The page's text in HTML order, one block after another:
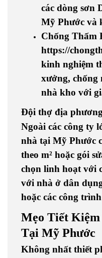
các dòng sơn
Mỹ Phước và
Chống Thấm
https://
kinh nghiệm
xưởng, chống
nhà kho với
Đội thợ địa phương
Ngoài các công ty
nhà tại Mỹ Phước
theo m² hoặc gói
chọn linh hoạt với
với nhà ở dân
hoặc các công
Mẹo Tiết Kiệm
Tại Mỹ Phước
Không nhất thiết